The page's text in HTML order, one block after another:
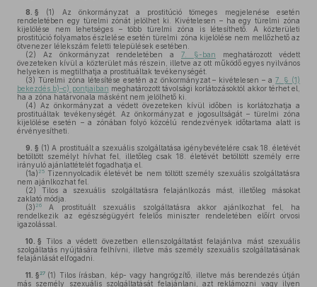
8. § (1)
Az önkormányzat a prostitúció tömeges megjelenése esetén
rendeletében egy türelmi zónát jelölhet ki. Kivételesen – ha egy türelmi zóna
kijelölése nem lehetséges – több türelmi zóna is létesíthető. A közterületi
prostitúció folyamatos észlelése esetén türelmi zóna kijelölése nem mellőzhető az
ötvenezer lélekszám feletti települések esetében.
(2) Az önkormányzat rendeletében a 7. §-ban meghatározott védett
övezeteken kívül a közterület más részein, illetve az ott működő egyes nyilvános
helyeken is megtilthatja a prostituáltak tevékenységét.
(3) Türelmi zóna létesítése esetén az önkormányzat – kivételesen – a7. § (1)
bekezdés b)–c) pontjaiban meghatározott távolsági korlátozásoktól akkor térhet el,
ha a zóna határvonala másként nem jelölhető ki.
(4) Az önkormányzat a védett övezeteken kívül időben is korlátozhatja a
prostituáltak tevékenységét. Az önkormányzat e jogosultságát – türelmi zóna
kijelölése esetén – a zónában folyó közcélú rendezvények időtartama alatt is
érvényesítheti.
9. § (1) A prostituált a szexuális szolgáltatása igénybevételére csak 18. életévét
betöltött személyt hívhat fel, illetőleg csak 18. életévét betöltött személy erre
irányuló ajánlattételét fogadhatja el.
(1a) 25 Tizennyolcadik életévét be nem töltött személy szexuális szolgáltatásra
nem ajánlkozhat fel.
(2) Tilos a szexuális szolgáltatásra felajánlkozás mást, illetőleg másokat
zaklató módja.
(3) 26
A prostituált szexuális szolgáltatásra akkor ajánlkozhat fel, ha
rendelkezik az egészségügyért felelős miniszter rendeletében előírt orvosi
igazolással.
10. § Tilos a védett övezetben ellenszolgáltatást felajánlva mást szexuális
szolgáltatás nyújtására felhívni, illetve más személy szexuális szolgáltatásának
felajánlását elfogadni.
11. §27 (1) Tilos írásban, kép- vagy hangrögzítő, illetve más berendezés útján
más személy szexuális szolgáltatását felajánlani, azt reklámozni vagy ilyen